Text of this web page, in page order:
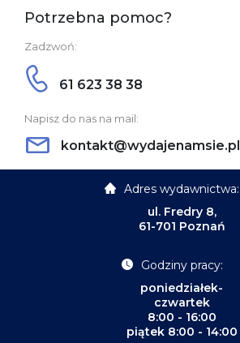
Potrzebna pomoc?
Zadzwoń:
61 623 38 38
Napisz do nas na mail:
kontakt@wydajenamsie.pl
Adres wydawnictwa:
ul. Fredry 8,
61-701 Poznań
Godziny pracy:
poniedziałek-
czwartek
8:00 - 16:00
piątek 8:00 - 14:00